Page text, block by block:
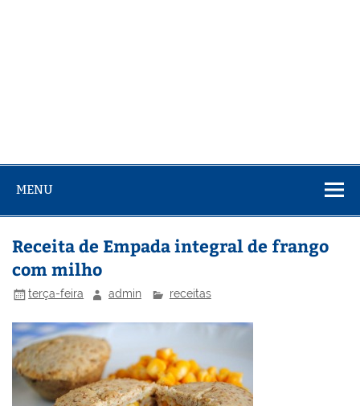
MENU
Receita de Empada integral de frango
com milho
terça-feira admin receitas